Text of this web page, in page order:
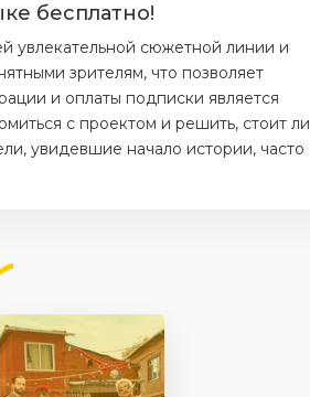
бесплатно!
увлекательной сюжетной линии и
зрителям, что позволяет
и оплаты подписки является
с проектом и решить, стоит ли
увидевшие начало истории, часто